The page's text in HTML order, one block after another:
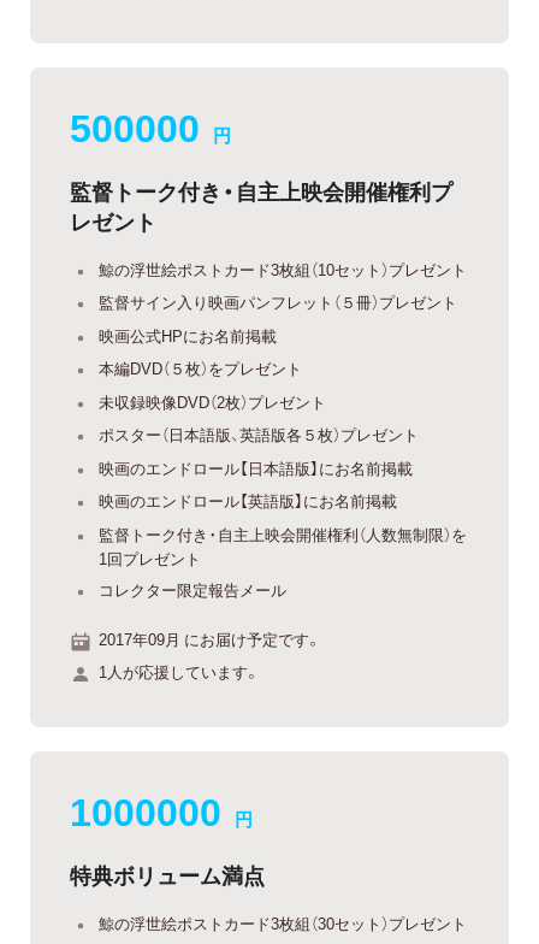
500000 円
監督トーク付き・自主上映会開催権利プ
レゼント
鯨の浮世絵ポストカード3枚組（10セット）プレゼント
監督サイン入り映画パンフレット（５冊）プレゼント
映画公式HPにお名前掲載
本編DVD（５枚）をプレゼント
未収録映像DVD（2枚）プレゼント
ポスター（日本語版、英語版各５枚）プレゼント
映画のエンドロール【日本語版】にお名前掲載
映画のエンドロール【英語版】にお名前掲載
監督トーク付き・自主上映会開催権利（人数無制限）を
1回プレゼント
コレクター限定報告メール
2017年09月 にお届け予定です。
1人が応援しています。
1000000 円
特典ボリューム満点
鯨の浮世絵ポストカード3枚組（30セット）プレゼント